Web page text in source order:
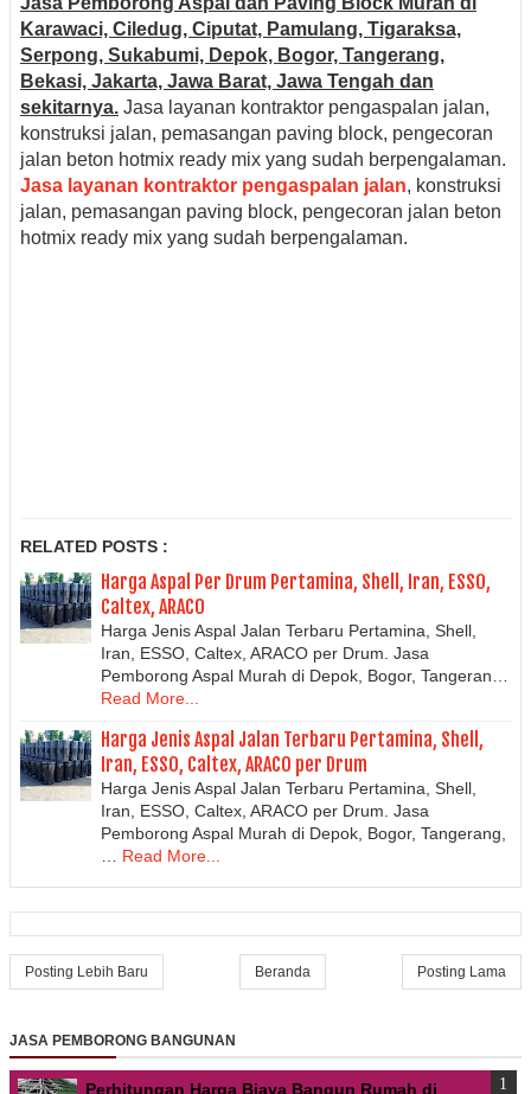
Karawaci, Ciledug, Ciputat, Pamulang, Tigaraksa,
Serpong, Sukabumi, Depok, Bogor, Tangerang,
Bekasi, Jakarta, Jawa Barat, Jawa Tengah dan
sekitarnya. Jasa layanan kontraktor pengaspalan jalan,
konstruksi jalan, pemasangan paving block, pengecoran
jalan beton hotmix ready mix yang sudah berpengalaman.
Jasa layanan kontraktor pengaspalan jalan, konstruksi
jalan, pemasangan paving block, pengecoran jalan beton
hotmix ready mix yang sudah berpengalaman.
RELATED POSTS :
Harga Aspal Per Drum Pertamina, Shell, Iran, ESSO,
Caltex, ARACO
Harga Jenis Aspal Jalan Terbaru Pertamina, Shell,
Iran, ESSO, Caltex, ARACO per Drum. Jasa
Pemborong Aspal Murah di Depok, Bogor, Tangeran…
Read More...
Harga Jenis Aspal Jalan Terbaru Pertamina, Shell,
Iran, ESSO, Caltex, ARACO per Drum
Harga Jenis Aspal Jalan Terbaru Pertamina, Shell,
Iran, ESSO, Caltex, ARACO per Drum. Jasa
Pemborong Aspal Murah di Depok, Bogor, Tangerang,
Read More...
Posting Lebih Baru Posting Lama
Beranda
JASA PEMBORONG BANGUNAN
Perhitungan Harga Biaya Bangun Rumah di